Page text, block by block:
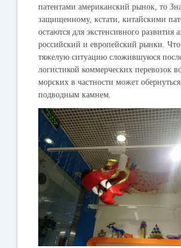
патентами американский рынок, то
защищенному, кстати, китайскими
остаются для экстенсивного развития
российский и европейский рынки.
тяжелую ситуацию сложившуюся
логистикой коммерческих перевозок
морских в частности может
подводным камнем.